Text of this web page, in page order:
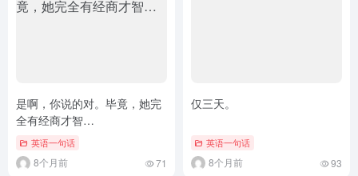
是啊，你说的对。毕竟，她完
全有经商才智…
英语一句话
8个月前 71
仅三天。
英语一句话
8个月前 93